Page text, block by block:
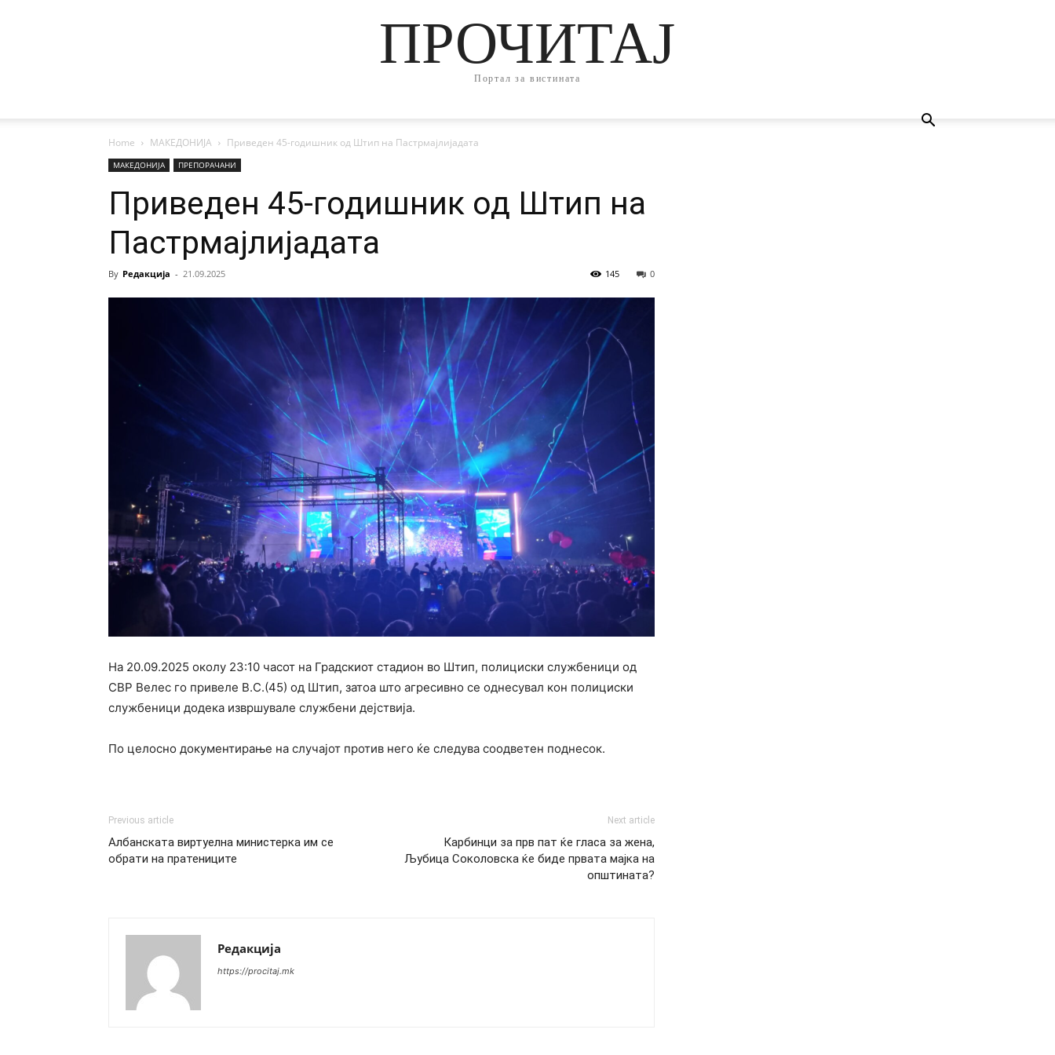
ПРОЧИТАЈ
Портал за вистината
Home МАКЕДОНИЈА Приведен 45-годишник од Штип на Пастрмајлијадата
МАКЕДОНИЈА ПРЕПОРАЧАНИ
Приведен 45-годишник од Штип на
Пастрмајлијадата
By Редакција - 21.09.2025 0
145
На 20.09.2025 околу 23:10 часот на Градскиот стадион во Штип, полициски службеници од
СВР Велес го привеле В.С.(45) од Штип, затоа што агресивно се однесувал кон полициски
службеници додека извршувале службени дејствија.
По целосно документирање на случајот против него ќе следува соодветен поднесок.
Previous article
Албанската виртуелна министерка им се
обрати на пратениците
Next article
Карбинци за прв пат ќе гласа за жена,
Љубица Соколовска ќе биде првата мајка на
општината?
Редакција
https://procitaj.mk